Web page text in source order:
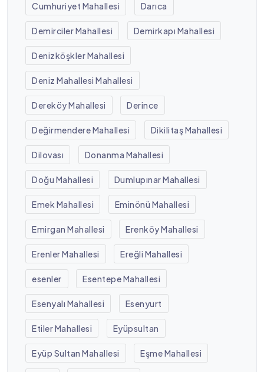
Cumhuriyet Mahallesi Darıca
Demirciler Mahallesi Demirkapı Mahallesi
Denizköşkler Mahallesi
Deniz Mahallesi Mahallesi
Dereköy Mahallesi Derince
Değirmendere Mahallesi Dikilitaş Mahallesi
Dilovası Donanma Mahallesi
Doğu Mahallesi Dumlupınar Mahallesi
Emek Mahallesi Eminönü Mahallesi
Emirgan Mahallesi Erenköy Mahallesi
Erenler Mahallesi Ereğli Mahallesi
esenler Esentepe Mahallesi
Esenyalı Mahallesi Esenyurt
Etiler Mahallesi Eyüpsultan
Eyüp Sultan Mahallesi Eşme Mahallesi